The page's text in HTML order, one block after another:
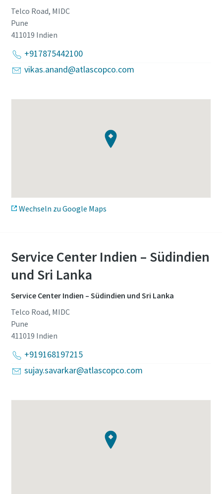
Telco Road, MIDC
Pune
411019 Indien
+917875442100
vikas.anand@atlascopco.com
Wechseln zu Google Maps
Service Center Indien – Südindien
und Sri Lanka
Service Center Indien – Südindien und Sri Lanka
Telco Road, MIDC
Pune
411019 Indien
+919168197215
sujay.savarkar@atlascopco.com